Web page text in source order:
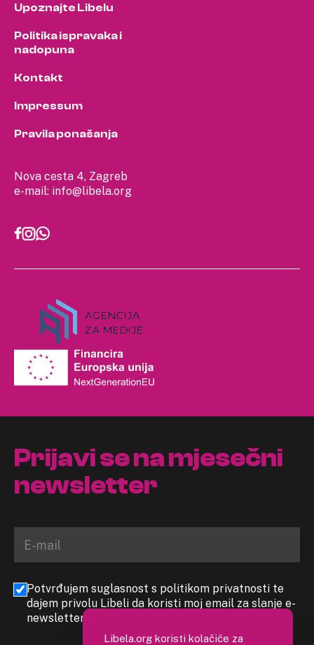
Nova cesta 4, Zagreb
e-mail: info@libela.org
Upoznajte Libelu
Politika ispravaka i
nadopuna
Kontakt
Impressum
Pravila ponašanja
Prijavi se na mjesečni
newsletter
Potvrđujem suglasnost s politikom privatnosti te
dajem privolu Libeli da koristi moj email za slanje e-
newslettera
Libela.org koristi kolačiće za